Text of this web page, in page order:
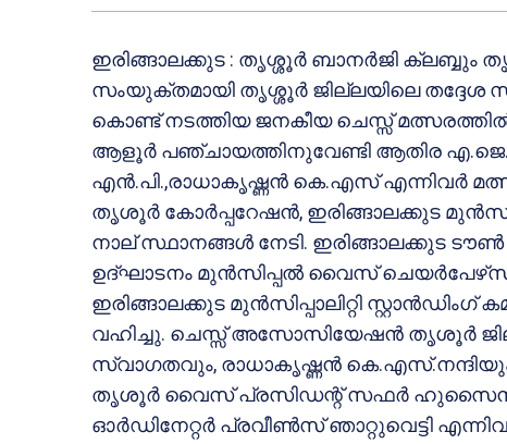
ഇരിങ്ങാലക്കുട : തൃശ്ശൂര്‍ ബാനര്‍ജി
സംയുക്തമായി തൃശ്ശൂര്‍ ജില്ലയിലെ തദ്ദേശ
കൊണ്ട് നടത്തിയ ജനകീയ ചെസ്സ്
ആളൂര്‍ പഞ്ചായത്തിനുവേണ്ടി ആതിര
എന്‍.പി.,രാധാകൃഷ്ണന്‍ കെ.എസ് എന്നിവര്‍
തൃശൂര്‍ കോര്‍പ്പറേഷന്‍, ഇരിങ്ങാലക്കുട
നാല് സ്ഥാനങ്ങള്‍ നേടി. ഇരിങ്ങാലക്കുട
ഉദ്ഘാടനം മുന്‍സിപ്പല്‍ വൈസ്
ഇരിങ്ങാലക്കുട മുന്‍സിപ്പാലിറ്റി
വഹിച്ചു. ചെസ്സ് അസോസിയേഷന്‍ തൃശൂര്‍
സ്വാഗതവും, രാധാകൃഷ്ണന്‍
തൃശൂര്‍ വൈസ് പ്രസിഡന്റ് സഫര്‍ ഹുസൈന്‍,
ഓര്‍ഡിനേറ്റര്‍ പ്രവീണ്‍സ് ഞാറ്റുവെട്ടി